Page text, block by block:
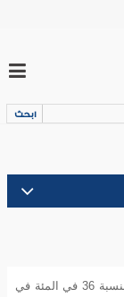
ارتفع الاستثمار الأجنبي المباشر على الصعيد العالمي بنسبة 36 في المئة في